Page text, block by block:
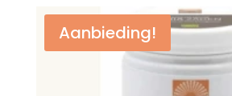
Aanbieding!